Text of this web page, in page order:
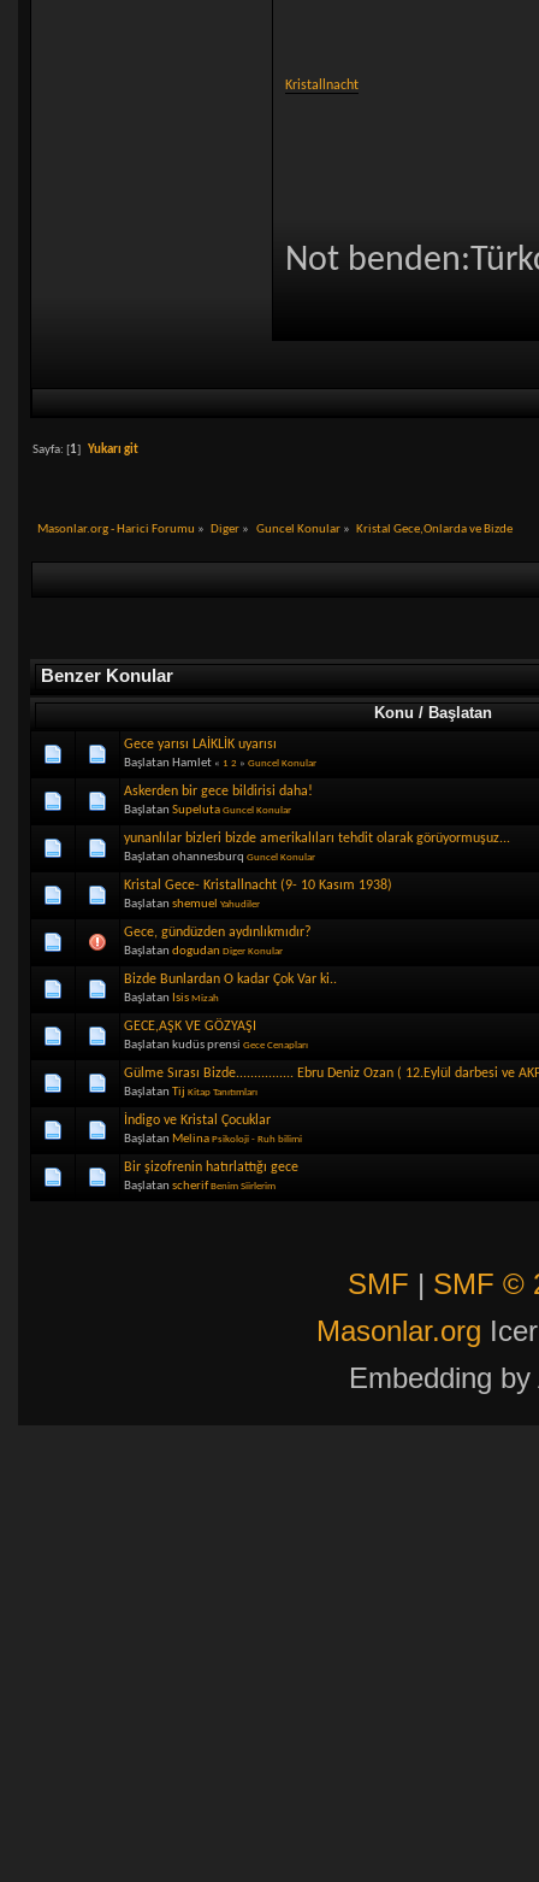
Kristallnacht
Not
Sayfa: [1] Yukarı git
Masonlar.org - Harici Forumu » Diger » Guncel Konular» Kristal Gece,Onlarda ve Bizde
Benzer Konular
Konu / Başlatan
Gece yarısı LAİKLİK uyarısı
Başlatan Hamlet « 1 2 » Guncel Konular
Askerden bir gece bildirisi daha!
Başlatan Supeluta Guncel Konular
yunanlılar bizleri bizde amerikalıları tehdit olarak görüyormuşuz...
Başlatan ohannesburq Guncel Konular
Kristal Gece- Kristallnacht (9- 10 Kasım 1938)
Başlatan shemuel Yahudiler
Gece, gündüzden aydınlıkmıdır?
Başlatan dogudan Diger Konular
Bizde Bunlardan O kadar Çok Var ki..
Başlatan Isis Mizah
GECE,AŞK VE GÖZYAŞI
Başlatan kudüs prensi Gece Cenapları
Gülme Sırası Bizde................ Ebru Deniz Ozan ( 12.Eylül darbesi ve
Başlatan Tij Kitap Tanıtımları
İndigo ve Kristal Çocuklar
Başlatan Melina Psikoloji - Ruh bilimi
Bir şizofrenin hatırlattığı gece
Başlatan scherif Benim Siirlerim
SMF | SMF ©
Masonlar.org
Embedding